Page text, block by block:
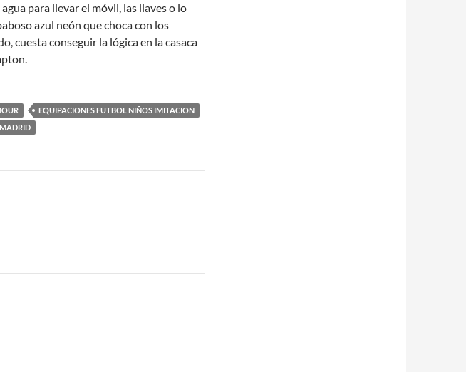
para llevar el móvil, las llaves o lo
azul neón que choca con los
cuesta conseguir la lógica en la casaca
EQUIPACIONES FUTBOL NIÑOS IMITACION